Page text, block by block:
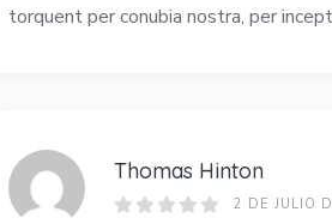
torquent per conubia nostra, per
Thomas Hinton
2 DE JULIO